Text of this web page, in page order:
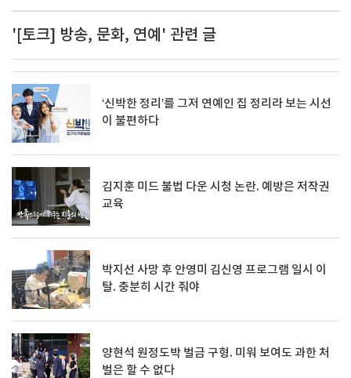
'[토크] 방송, 문화, 연예' 관련 글
‘신박한 정리’를 그저 연예인 집 정리라 보는 시선
이 불편하다
김지훈 미드 불법 다운 시청 논란. 예방은 저작권
교육
박지선 사망 후 안영미 김신영 프로그램 일시 이
탈. 충분히 시간 줘야
양현석 원정도박 벌금 구형. 미워 보여도 과한 처
벌은 할 수 없다